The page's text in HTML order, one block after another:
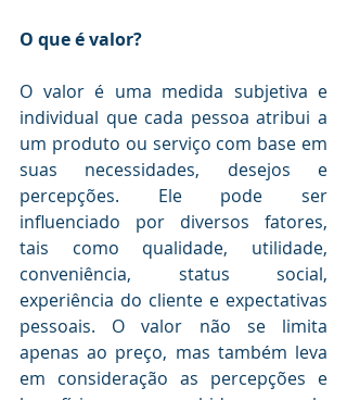
O que é valor?
O valor é uma medida subjetiva e
individual que cada pessoa atribui a
um produto ou serviço com base em
suas necessidades, desejos e
percepções. Ele pode ser
influenciado por diversos fatores,
tais como qualidade, utilidade,
conveniência, status social,
experiência do cliente e expectativas
pessoais. O valor não se limita
apenas ao preço, mas também leva
em consideração as percepções e